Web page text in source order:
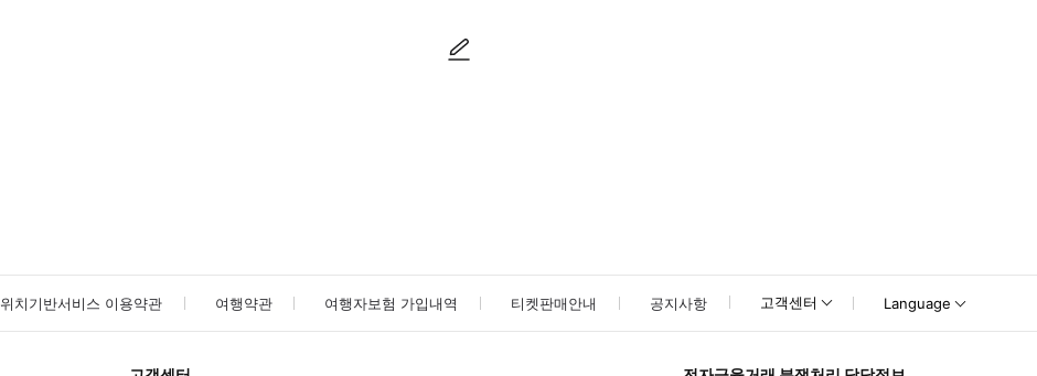
위치기반서비스 이용약관 여행약관 여행자보험 가입내역 티켓판매안내 공지사항 고객센터 Language